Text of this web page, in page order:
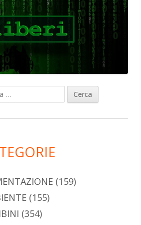
(159)
(155)
(354)